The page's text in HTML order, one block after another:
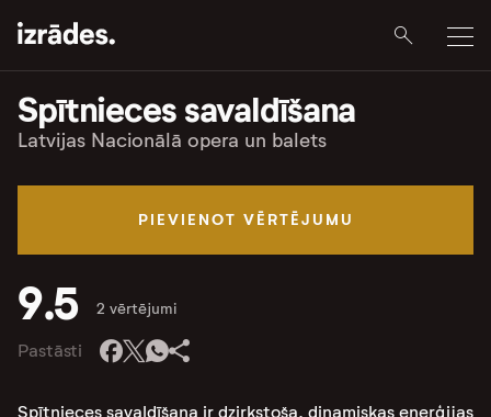
Spītnieces savaldīšana
Latvijas Nacionālā opera un balets
PIEVIENOT VĒRTĒJUMU
9.5 2 vērtējumi
Pastāsti
Spītnieces savaldīšana ir dzirkstoša, dinamiskas enerģijas